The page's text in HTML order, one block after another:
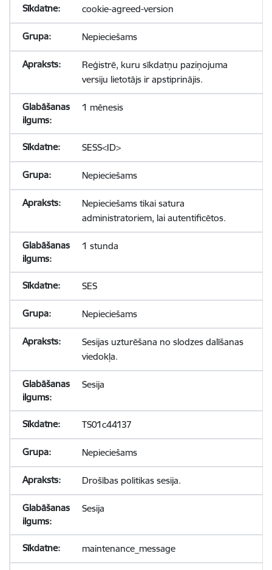
cookie-agreed-version
Nepieciešams
Reģistrē, kuru sīkdatņu paziņojuma
versiju lietotājs ir apstiprinājis.
1 mēnesis
SESS<ID>
Nepieciešams
Nepieciešams tikai satura
administratoriem, lai autentificētos.
1 stunda
SES
Nepieciešams
Sesijas uzturēšana no slodzes dalīšanas
viedokļa.
Sesija
TS01c44137
Nepieciešams
Drošības politikas sesija.
Sesija
maintenance_message